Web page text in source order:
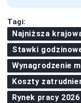
Tagi:
Najniższa
Stawki
Wynagrodzenie
Koszty
Rynek pracy 2026